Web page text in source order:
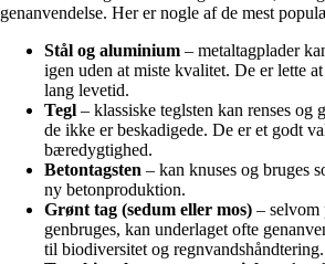
genanvendelse. Her er nogle af de mest
Stål og aluminium – metaltagplader
igen uden at miste kvalitet. De er lette
lang levetid.
Tegl – klassiske teglsten kan renses og
de ikke er beskadigede. De er et godt
bæredygtighed.
Betontagsten – kan knuses og bruges
ny betonproduktion.
Grønt tag (sedum eller mos) – selvom
genbruges, kan underlaget ofte
til biodiversitet og regnvandshåndtering.